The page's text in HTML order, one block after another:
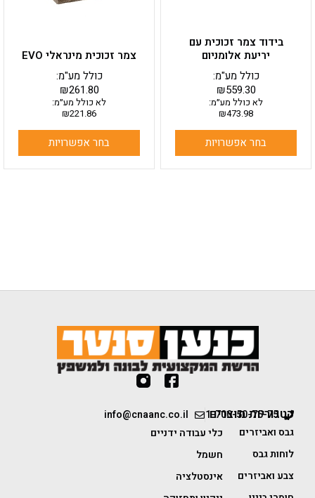
בידוד צמר זכוכית עם
יריעת אלומניום
₪559.30
כולל מע"מ:
לא כולל מע״מ:
₪473.98
בחר אפשרויות
המוצר
צמר זכוכית מינראלי EVO
₪261.80
כולל מע"מ:
לא כולל מע״מ:
₪221.86
בחר אפשרויות
1-700-50-75-75
info@cnaanc.co.il קטגוריות מוצרים
גבס ואביזרים
לוחות גבס
צבע ואביזרים
כלי עבודה ידניים
חשמל
אינסטלציה